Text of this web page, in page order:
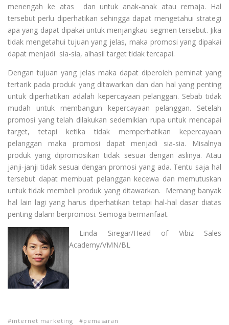
menengah ke atas dan untuk anak-anak atau remaja. Hal
tersebut perlu diperhatikan sehingga dapat mengetahui strategi
apa yang dapat dipakai untuk menjangkau segmen tersebut. Jika
tidak mengetahui tujuan yang jelas, maka promosi yang dipakai
dapat menjadi sia-sia, alhasil target tidak tercapai.
Dengan tujuan yang jelas maka dapat diperoleh peminat yang
tertarik pada produk yang ditawarkan dan dan hal yang penting
untuk diperhatikan adalah kepercayaan pelanggan. Sebab tidak
mudah untuk membangun kepercayaan pelanggan. Setelah
promosi yang telah dilakukan sedemikian rupa untuk mencapai
target, tetapi ketika tidak memperhatikan kepercayaan
pelanggan maka promosi dapat menjadi sia-sia. Misalnya
produk yang dipromosikan tidak sesuai dengan aslinya. Atau
janji-janji tidak sesuai dengan promosi yang ada. Tentu saja hal
tersebut dapat membuat pelanggan kecewa dan memutuskan
untuk tidak membeli produk yang ditawarkan. Memang banyak
hal lain lagi yang harus diperhatikan tetapi hal-hal dasar diatas
penting dalam berpromosi. Semoga bermanfaat.
Linda Siregar/Head of Vibiz Sales
Academy/VMN/BL
internet marketing pemasaran